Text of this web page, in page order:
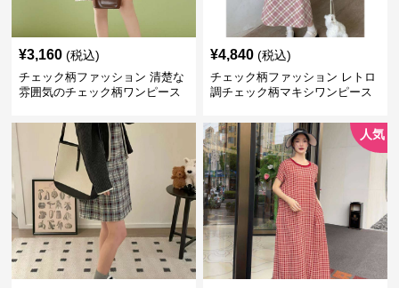
¥3,160 (税込)
チェック柄ファッション 清楚な
雰囲気のチェック柄ワンピース
¥4,840 (税込)
チェック柄ファッション レトロ
調チェック柄マキシワンピース
人気